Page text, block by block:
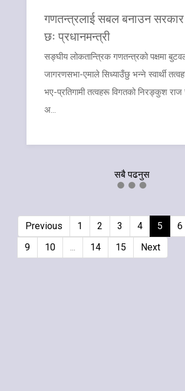
गणतन्त्रलाई सबल बनाउन सरकार
छः प्रधानमन्त्री
सङ्घीय लोकतान्त्रिक गणतन्त्रको पक्षमा
जागरणसभा-एमाले सिध्याउँछु भन्ने स्वार्थी
भए-प्रतिगामी तत्वहरू विगतको निरङ्कुश राज
अ...
सबै पढनुस
Previous 1 2 3 4 5 6
9
10 ... 14 15 Next